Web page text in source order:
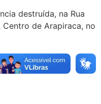
destruída, na Rua
de Arapiraca, no
da